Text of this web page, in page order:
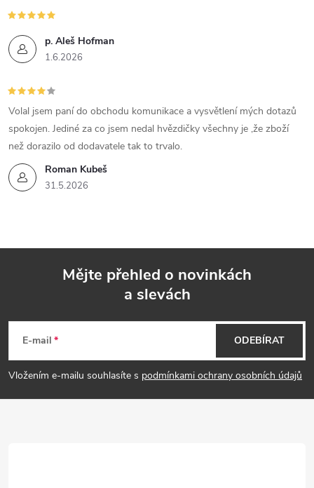
p. Aleš Hofman
1.6.2026
Roman Kubeš
31.5.2026
Volal jsem paní do obchodu komunikace a vysvětlení mých dotazů
spokojen. Jediné za co jsem nedal hvězdičky všechny je ,že zboží
než dorazilo od dodavatele tak to trvalo.
p
Mějte přehled o novinkách
a slevách
E-mail
Vložením e-mailu souhlasíte s podmínkami ochrany osobních údajů
ODEBÍRAT